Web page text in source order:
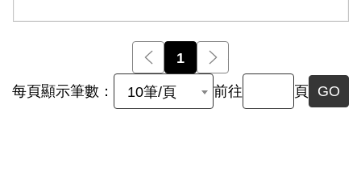
前一頁
1
每頁顯示筆數： 10筆/頁 前往 頁 GO